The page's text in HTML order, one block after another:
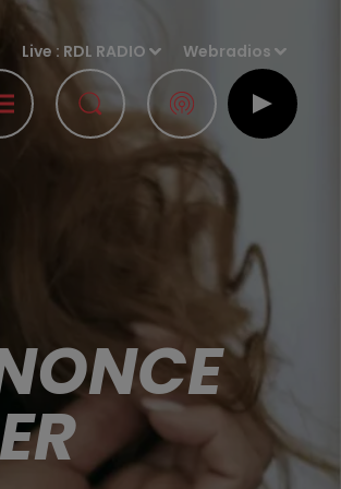
Live : RDL RADIO Webradios